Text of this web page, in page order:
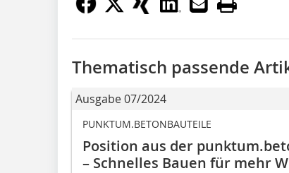
Thematisch passende
Ausgabe 07/2024
PUNKTUM.BETONBAUTEILE
Position aus der
– Schnelles Bauen für mehr